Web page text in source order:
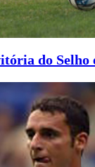
do Selho